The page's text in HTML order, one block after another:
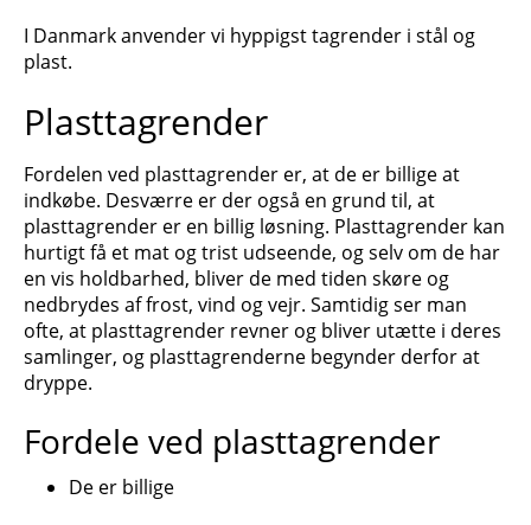
I Danmark anvender vi hyppigst tagrender i stål og
plast.
Plasttagrender
Fordelen ved plasttagrender er, at de er billige at
indkøbe. Desværre er der også en grund til, at
plasttagrender er en billig løsning. Plasttagrender kan
hurtigt få et mat og trist udseende, og selv om de har
en vis holdbarhed, bliver de med tiden skøre og
nedbrydes af frost, vind og vejr. Samtidig ser man
ofte, at plasttagrender revner og bliver utætte i deres
samlinger, og plasttagrenderne begynder derfor at
dryppe.
Fordele ved plasttagrender
De er billige